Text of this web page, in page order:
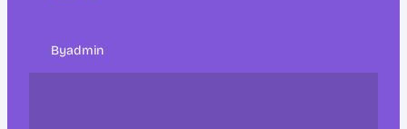
Byadmin